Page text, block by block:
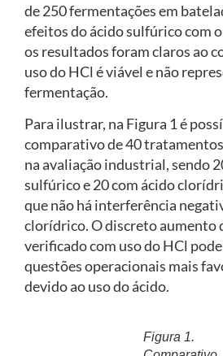
de 250 fermentações em
efeitos do ácido sulfúrico com
os resultados foram claros ao
uso do HCl é viável e não
fermentação.
Para ilustrar, na Figura 1 é
comparativo de 40
na avaliação industrial, sendo
sulfúrico e 20 com ácido
que não há interferência
clorídrico. O discreto aumento
verificado com uso do HCl
questões operacionais mais
devido ao uso do ácido.
Figura 1.